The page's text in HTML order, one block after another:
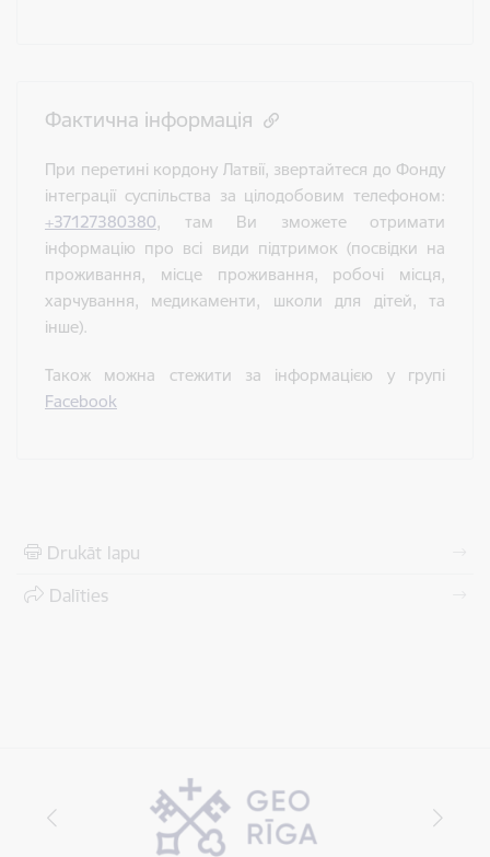
Фактична інформація
При перетині кордону Латвії, звертайтеся до Фонду
інтеграції суспільства за цілодобовим телефоном:
+37127380380, там Ви зможете отримати
інформацію про всі види підтримок (посвідки на
проживання, місце проживання, робочі місця,
харчування, медикаменти, школи для дітей, та
інше).
Також можна стежити за інформацією у групі
Facebook
Drukāt lapu
Dalīties